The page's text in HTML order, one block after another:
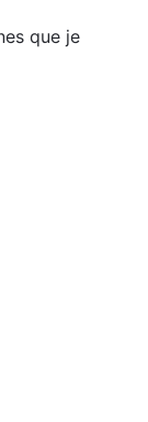
que je